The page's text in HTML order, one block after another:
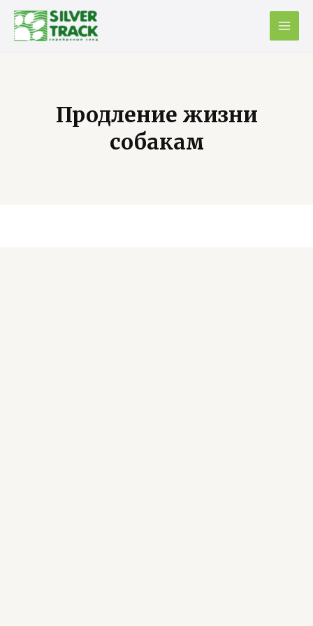
Продление жизни
собакам